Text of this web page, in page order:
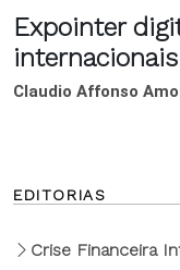
Expointer
internacionais
Claudio Affonso
EDITORIAS
Crise Financeira